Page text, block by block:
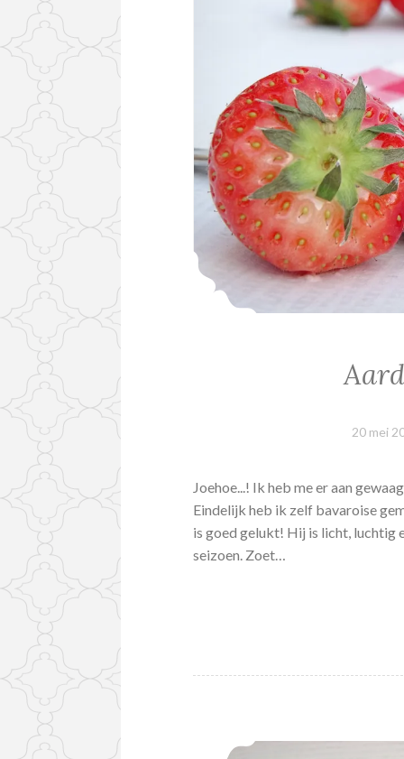
20 mei
Joehoe...! Ik heb me er aan
Eindelijk heb ik zelf bavaroise
is goed gelukt! Hij is licht, luchtig
seizoen. Zoet…